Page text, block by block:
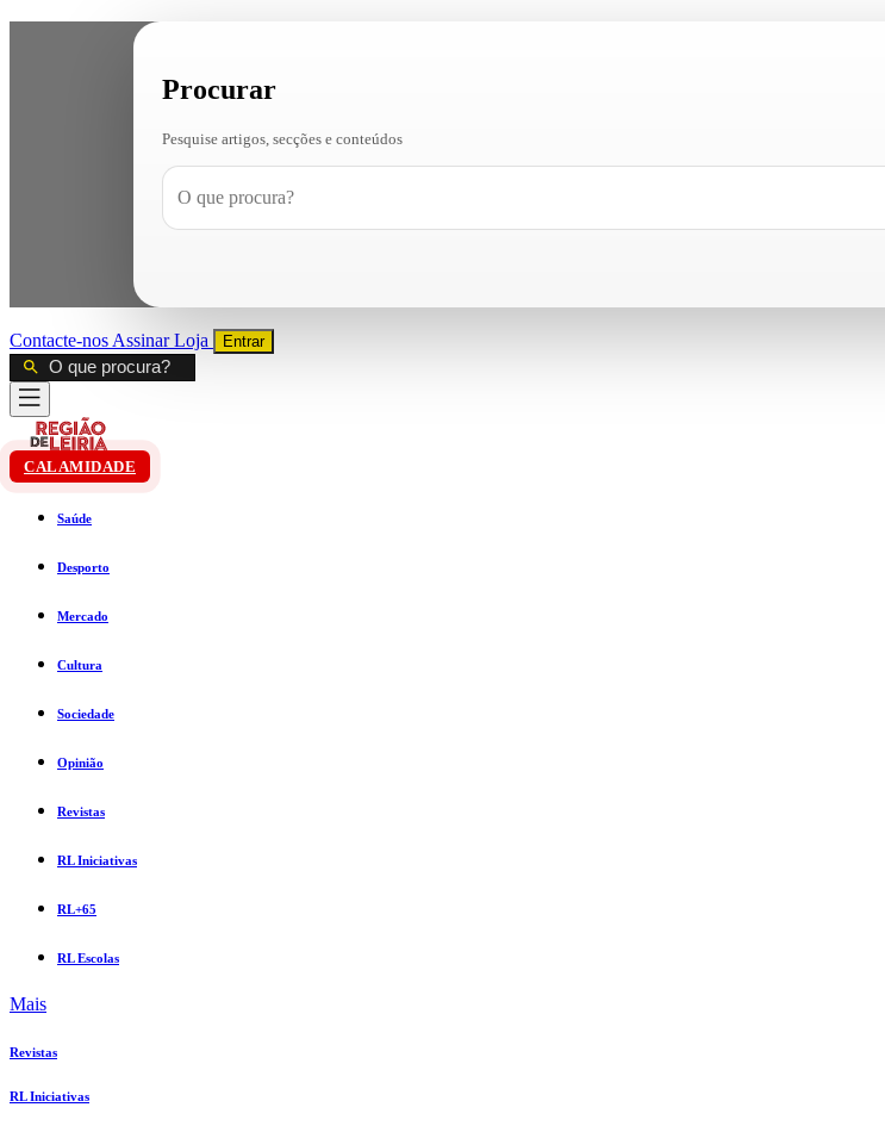
Procurar
Pesquise artigos, secções e conteúdos
Contacte-nos AssinarLoja Entrar
CALAMIDADE
Saúde
Desporto
Mercado
Cultura
Sociedade
Opinião
Revistas
RL Iniciativas
RL+65
RL Escolas
Mais
Revistas
RL Iniciativas